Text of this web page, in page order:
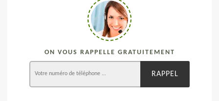
ON VOUS RAPPELLE GRATUITEMENT